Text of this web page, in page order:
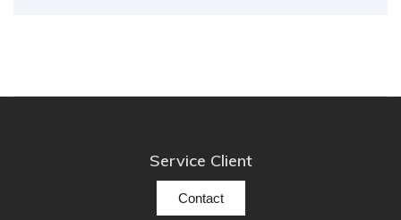
Service Client
Contact